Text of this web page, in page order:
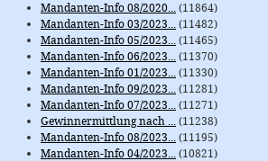
Mandanten-Info 08/2020...(11864)
Mandanten-Info 03/2023...(11482)
Mandanten-Info 05/2023...(11465)
Mandanten-Info 06/2023...(11370)
Mandanten-Info 01/2023...(11330)
Mandanten-Info 09/2023...(11281)
Mandanten-Info 07/2023...(11271)
Gewinnermittlung nach ...(11238)
Mandanten-Info 08/2023...(11195)
Mandanten-Info 04/2023...(10821)